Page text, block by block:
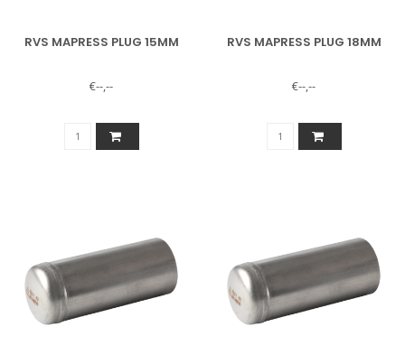
RVS MAPRESS PLUG 15MM
€--,--
RVS MAPRESS PLUG 18MM
€--,--